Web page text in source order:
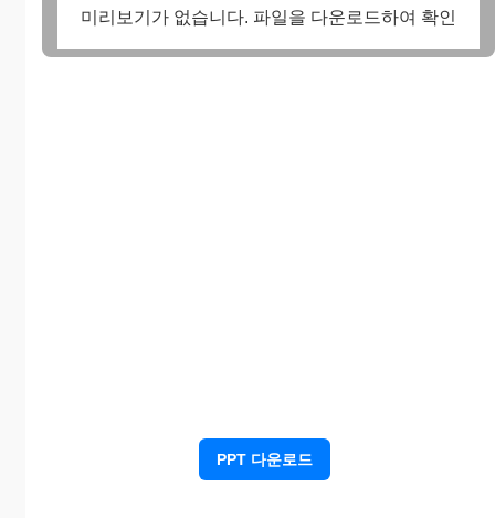
미리보기가 없습니다. 파일을 다운로드하여 확인
하세요.
PPT 다운로드